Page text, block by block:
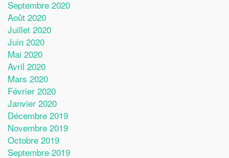
Septembre 2020
Août 2020
Juillet 2020
Juin 2020
Mai 2020
Avril 2020
Mars 2020
Février 2020
Janvier 2020
Décembre 2019
Novembre 2019
Octobre 2019
Septembre 2019